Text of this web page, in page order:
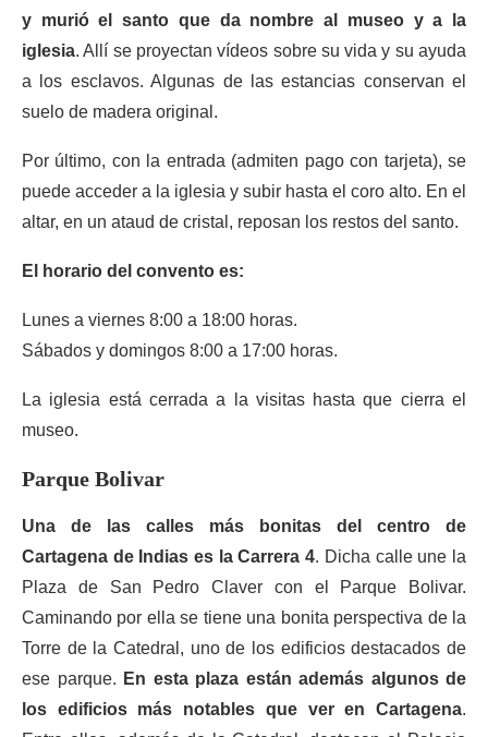
y murió el santo que da nombre al museo y a la
iglesia. Allí se proyectan vídeos sobre su vida y su ayuda
a los esclavos. Algunas de las estancias conservan el
suelo de madera original.
Por último, con la entrada (admiten pago con tarjeta), se
puede acceder a la iglesia y subir hasta el coro alto. En el
altar, en un ataud de cristal, reposan los restos del santo.
El horario del convento es:
Lunes a viernes 8:00 a 18:00 horas.
Sábados y domingos 8:00 a 17:00 horas.
La iglesia está cerrada a la visitas hasta que cierra el
museo.
Parque Bolivar
Una de las calles más bonitas del centro de
Cartagena de Indias es la Carrera 4. Dicha calle une la
Plaza de San Pedro Claver con el Parque Bolivar.
Caminando por ella se tiene una bonita perspectiva de la
Torre de la Catedral, uno de los edificios destacados de
ese parque. En esta plaza están además algunos de
los edificios más notables que ver en Cartagena.